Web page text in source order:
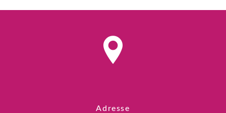
Adresse